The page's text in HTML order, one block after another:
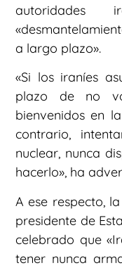
a largo plazo».
«Si los iraníes
plazo de no
bienvenidos en
contrario,
nuclear, nunca
hacerlo», ha
A ese respecto,
presidente de
celebrado que
tener nunca